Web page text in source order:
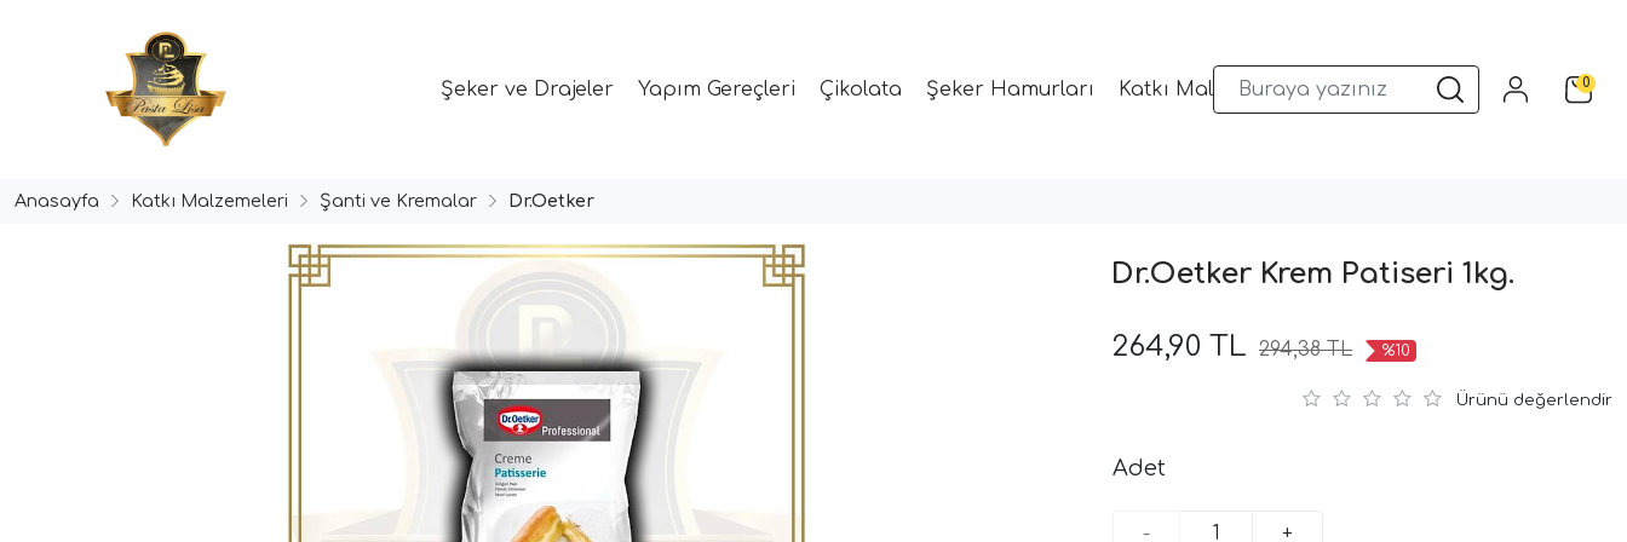
Şeker ve Drajeler Yapım Gereçleri Çikolata Şeker Hamurları Katkı Malzemeleri Sunum Gereçleri Kalıplar0
Anasayfa Katkı Malzemeleri Şanti ve Kremalar Dr.Oetker
Dr.Oetker Krem Patiseri 1kg.
264,90 TL 294,38 TL %10
Ürünü değerlendir
Adet
- +